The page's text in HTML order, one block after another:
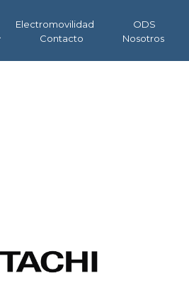
Electromovilidad
ODS
Contacto
Nosotros